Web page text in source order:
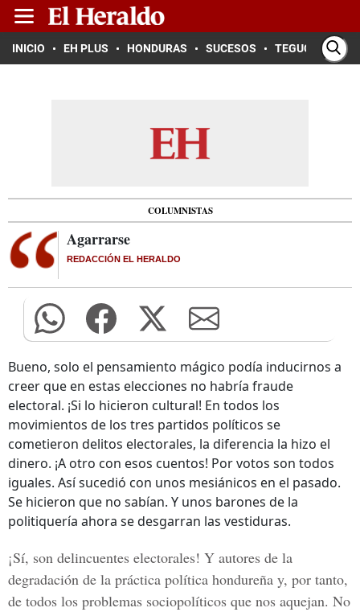
INICIO EH PLUS HONDURAS SUCESOS TEGUCIGALPA
COLUMNISTAS
Agarrarse
REDACCIÓN EL HERALDO
Bueno, solo el pensamiento mágico podía inducirnos a
creer que en estas elecciones no habría fraude
electoral. ¡Si lo hicieron cultural! En todos los
movimientos de los tres partidos políticos se
cometieron delitos electorales, la diferencia la hizo el
dinero. ¡A otro con esos cuentos! Por votos son todos
iguales. Así sucedió con unos mesiánicos en el pasado.
Se hicieron que no sabían. Y unos barones de la
politiquería ahora se desgarran las vestiduras.
¡Sí, son delincuentes electorales! Y autores de la
degradación de la práctica política hondureña y, por tanto,
de todos los problemas sociopolíticos que nos aquejan. No